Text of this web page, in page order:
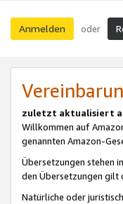
Anmelden oder
zuletzt aktualisiert
Willkommen auf
genannten Amazon-
Übersetzungen stehen
den Übersetzungen gilt
Natürliche oder